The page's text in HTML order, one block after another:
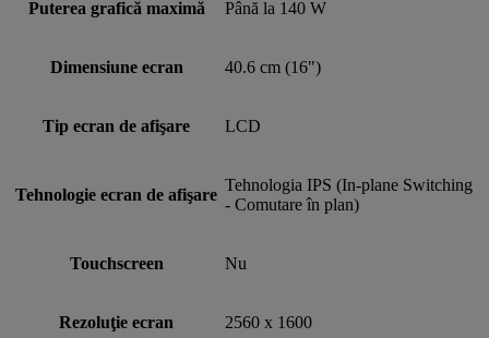
Puterea grafică maximă Până la 140 W
Dimensiune ecran 40.6 cm (16")
Tip ecran de afişare LCD
Tehnologie ecran de afişare
Tehnologia IPS (In-plane Switching
- Comutare în plan)
Touchscreen Nu
Rezoluţie ecran 2560 x 1600